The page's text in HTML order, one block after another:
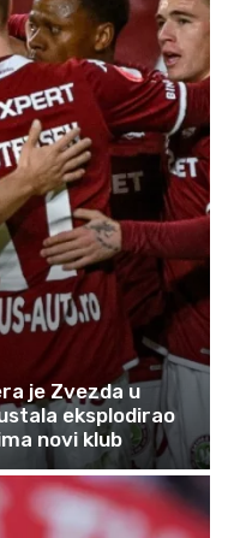
je Zvezda u
eksplodirao
novi klub